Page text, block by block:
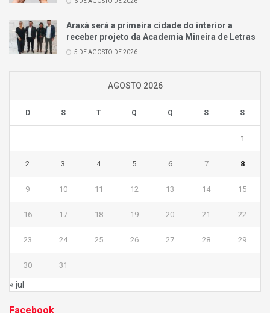
Araxá será a primeira cidade do interior a
receber projeto da Academia Mineira de Letras
5 DE AGOSTO DE 2026
AGOSTO 2026
D S T Q Q S S
1
2 3 4 5 6 7 8
9 10 11 12 13 14 15
16 17 18 19 20 21 22
23 24 25 26 27 28 29
30 31
« jul
Facebook